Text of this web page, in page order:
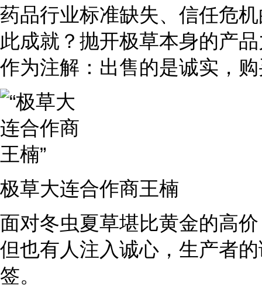
药品行业标准缺失、信任危
此成就？抛开极草本身的产
作为注解：出售的是诚实，
极草大连合作商王楠
面对冬虫夏草堪比黄金的高
但也有人注入诚心，生产者
签。